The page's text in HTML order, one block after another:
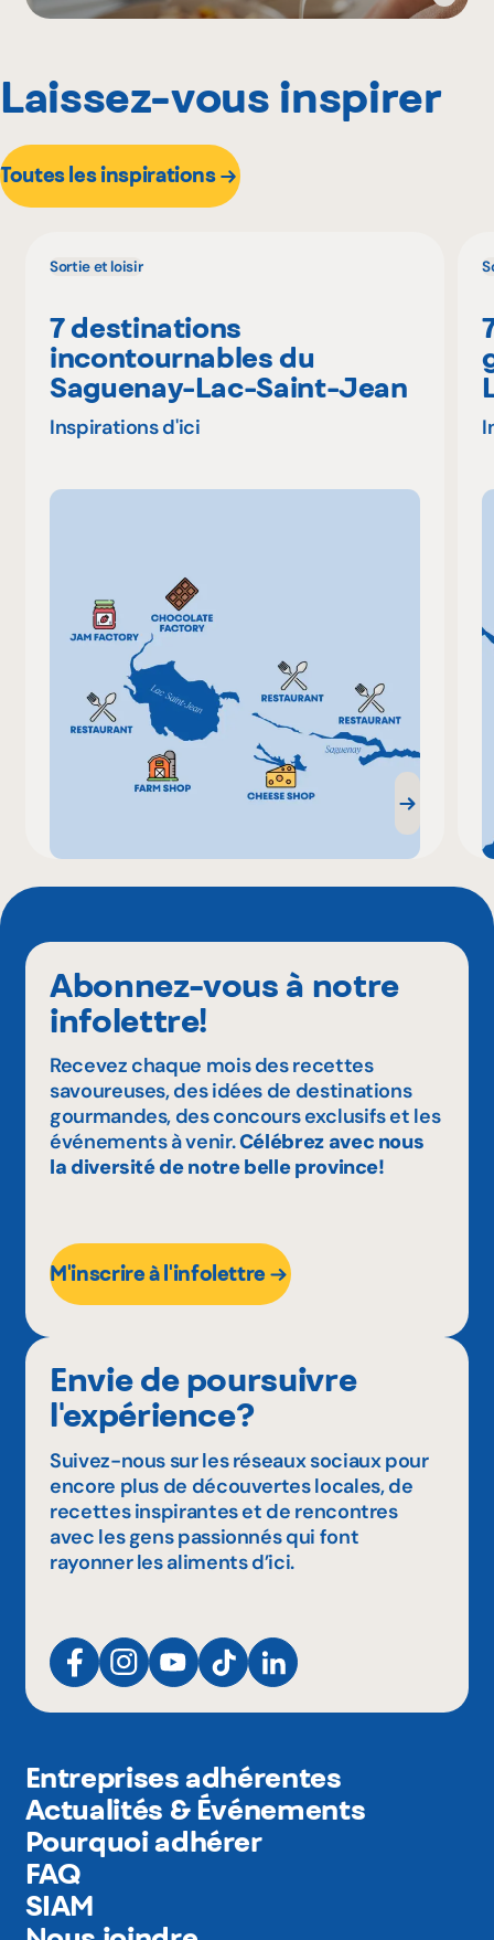
Laissez-vous inspirer
Toutes les inspirations
Sortie et loisir
7 destinations
incontournables du
Saguenay-Lac-Saint-Jean
Inspirations d'ici
Abonnez-vous à notre
infolettre!
Recevez chaque mois des recettes
savoureuses, des idées de destinations
gourmandes, des concours exclusifs et les
événements à venir.Célébrez avec nous
la diversité de notre belle province!
M'inscrire à l'infolettre
Envie de poursuivre
l'expérience?
Suivez-nous sur les réseaux sociaux pour
encore plus de découvertes locales, de
recettes inspirantes et de rencontres
avec les gens passionnés qui font
rayonner les aliments d’ici.
Entreprises adhérentes
Actualités & Événements
Pourquoi adhérer
FAQ
SIAM